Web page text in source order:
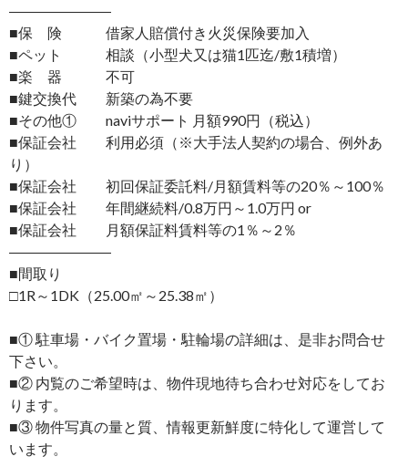
―――――――
■保 険 借家人賠償付き火災保険要加入
■ペット 相談（小型犬又は猫1匹迄/敷1積増）
■楽 器 不可
■鍵交換代 新築の為不要
■その他① naviサポート 月額990円（税込）
■保証会社 利用必須（※大手法人契約の場合、例外あ
り）
■保証会社 初回保証委託料/月額賃料等の20％～100％
■保証会社 年間継続料/0.8万円～1.0万円 or
■保証会社 月額保証料賃料等の1％～2％
―――――――
■間取り
□1R～1DK（25.00㎡～25.38㎡）
■① 駐車場・バイク置場・駐輪場の詳細は、是非お問合せ
下さい。
■② 内覧のご希望時は、物件現地待ち合わせ対応をしてお
ります。
■③ 物件写真の量と質、情報更新鮮度に特化して運営して
います。